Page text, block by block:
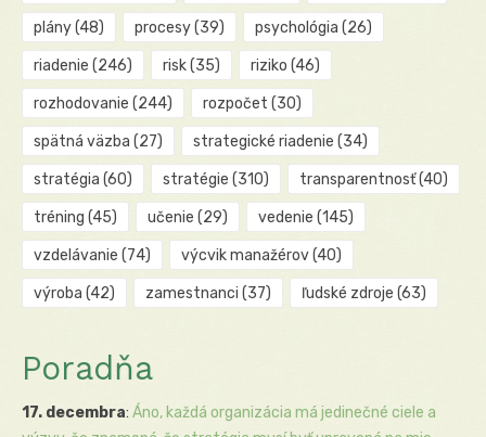
plány(48) procesy(39) psychológia (26)
riadenie (246) risk(35) riziko (46)
rozhodovanie (244) rozpočet (30)
spätná väzba (27) strategické riadenie (34)
stratégia (60) stratégie (310) transparentnosť(40)
tréning (45) učenie (29) vedenie (145)
vzdelávanie (74) výcvik manažérov(40)
výroba (42) zamestnanci (37) ľudské zdroje (63)
Poradňa
17. decembra: Áno, každá organizácia má jedinečné ciele a